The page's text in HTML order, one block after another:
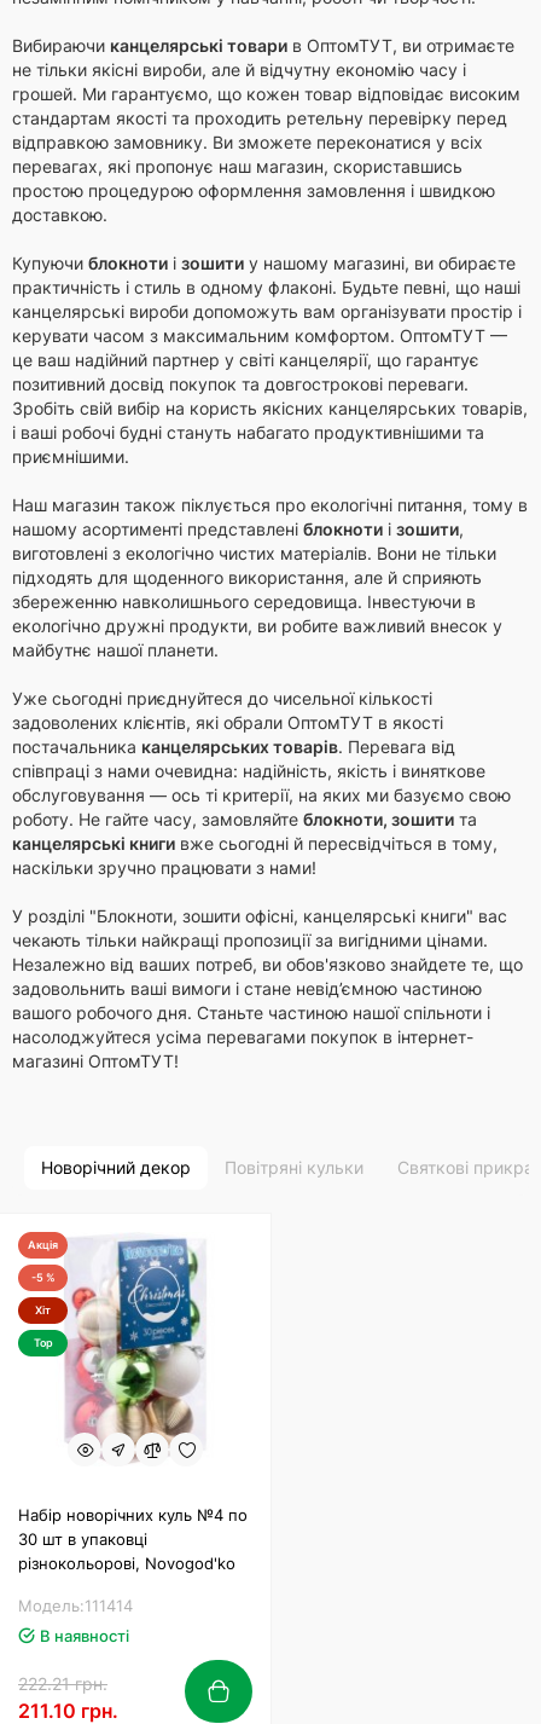
Вибираючи канцелярські товари в ОптомТУТ, ви отримаєте
не тільки якісні вироби, але й відчутну економію часу і
грошей. Ми гарантуємо, що кожен товар відповідає високим
стандартам якості та проходить ретельну перевірку перед
відправкою замовнику. Ви зможете переконатися у всіх
перевагах, які пропонує наш магазин, скориставшись
простою процедурою оформлення замовлення і швидкою
доставкою.
Купуючи блокноти і зошити у нашому магазині, ви обираєте
практичність і стиль в одному флаконі. Будьте певні, що наші
канцелярські вироби допоможуть вам організувати простір і
керувати часом з максимальним комфортом. ОптомТУТ —
це ваш надійний партнер у світі канцелярії, що гарантує
позитивний досвід покупок та довгострокові переваги.
Зробіть свій вибір на користь якісних канцелярських товарів,
і ваші робочі будні стануть набагато продуктивнішими та
приємнішими.
Наш магазин також піклується про екологічні питання, тому в
нашому асортименті представлені блокноти і зошити,
виготовлені з екологічно чистих матеріалів. Вони не тільки
підходять для щоденного використання, але й сприяють
збереженню навколишнього середовища. Інвестуючи в
екологічно дружні продукти, ви робите важливий внесок у
майбутнє нашої планети.
Уже сьогодні приєднуйтеся до чисельної кількості
задоволених клієнтів, які обрали ОптомТУТ в якості
постачальника канцелярських товарів. Перевага від
співпраці з нами очевидна: надійність, якість і виняткове
обслуговування — ось ті критерії, на яких ми базуємо свою
роботу. Не гайте часу, замовляйте блокноти, зошити та
канцелярські книги вже сьогодні й пересвідчіться в тому,
наскільки зручно працювати з нами!
У розділі "Блокноти, зошити офісні, канцелярські книги" вас
чекають тільки найкращі пропозиції за вигідними цінами.
Незалежно від ваших потреб, ви обов'язково знайдете те, що
задовольнить ваші вимоги і стане невід’ємною частиною
вашого робочого дня. Станьте частиною нашої спільноти і
насолоджуйтеся усіма перевагами покупок в інтернет-
магазині ОптомТУТ!
Новорічний декор Повітряні кульки Святкові
Акція
-5 %
Хіт
Top
Набір новорічних куль №4 по
30 шт в упаковці
різнокольорові, Novogod'ko
Модель:111414
В наявності
222.21 грн.
211.10 грн.